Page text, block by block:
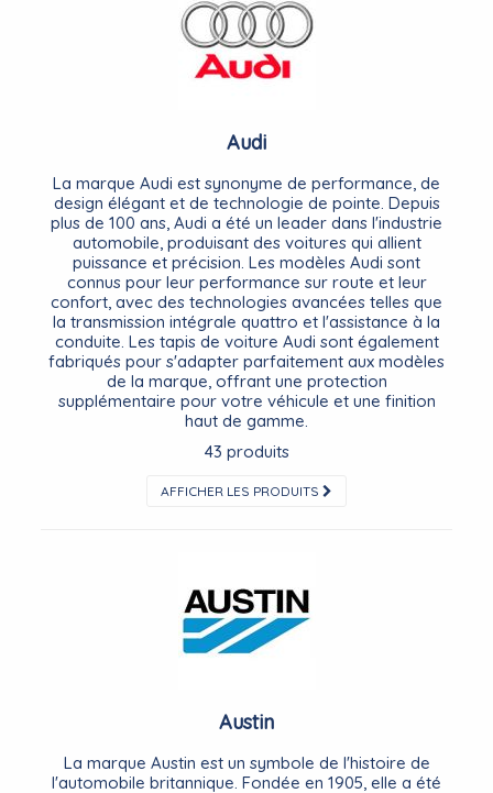
Audi
La marque Audi est synonyme de performance, de
design élégant et de technologie de pointe. Depuis
plus de 100 ans, Audi a été un leader dans l'industrie
automobile, produisant des voitures qui allient
puissance et précision. Les modèles Audi sont
connus pour leur performance sur route et leur
confort, avec des technologies avancées telles que
la transmission intégrale quattro et l'assistance à la
conduite. Les tapis de voiture Audi sont également
fabriqués pour s'adapter parfaitement aux modèles
de la marque, offrant une protection
supplémentaire pour votre véhicule et une finition
haut de gamme.
43 produits
AFFICHER LES PRODUITS
Austin
La marque Austin est un symbole de l'histoire de
l'automobile britannique. Fondée en 1905, elle a été